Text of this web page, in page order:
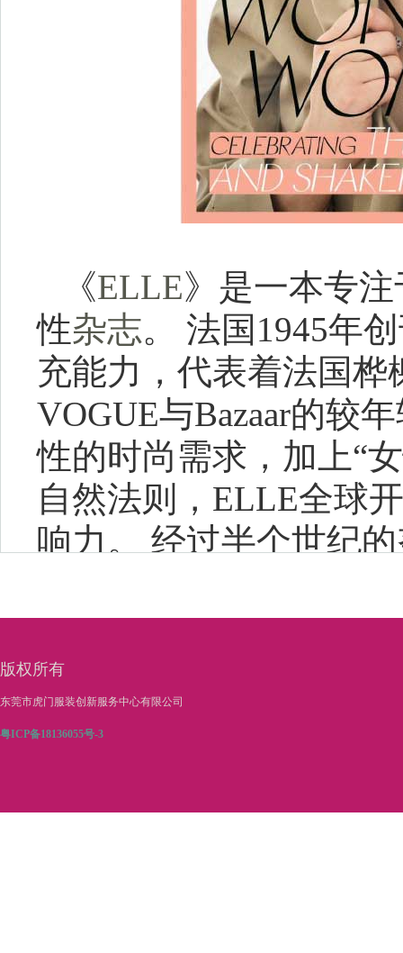
《ELLE》是一本专
性杂志。 法国1945年
充能力，代表着法国
VOGUE与Bazaar的较
性的时尚需求，加上“
自然法则，ELLE全球
响力。 经过半个世纪
味的女性杂志，1945
国，ELLE杂志全球36
实读者。
Everything you ever
版权所有
东莞市虎门服装创新服务中心有限公司
粤ICP备18136055号-3